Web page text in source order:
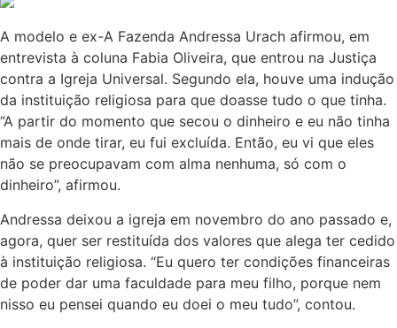
A modelo e ex-A Fazenda Andressa Urach afirmou, em
entrevista à coluna Fabia Oliveira, que entrou na Justiça
contra a Igreja Universal. Segundo ela, houve uma indução
da instituição religiosa para que doasse tudo o que tinha.
“A partir do momento que secou o dinheiro e eu não tinha
mais de onde tirar, eu fui excluída. Então, eu vi que eles
não se preocupavam com alma nenhuma, só com o
dinheiro”, afirmou.
Andressa deixou a igreja em novembro do ano passado e,
agora, quer ser restituída dos valores que alega ter cedido
à instituição religiosa. “Eu quero ter condições financeiras
de poder dar uma faculdade para meu filho, porque nem
nisso eu pensei quando eu doei o meu tudo”, contou.